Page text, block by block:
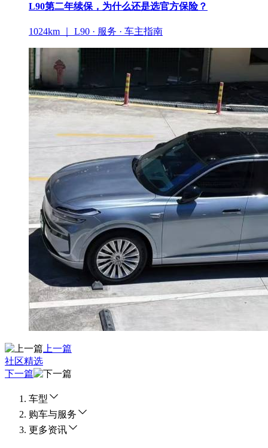
L90第二年续保，为什么还是选官方保险？
1024km ｜ L90 · 服务 · 车主指南
上一篇
社区精选
下一篇
车型
购车与服务
更多资讯